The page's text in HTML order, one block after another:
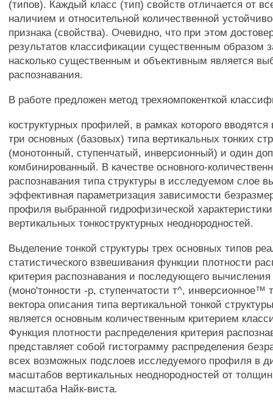
(типов). Каждый класс (тип) свойств отличается от
наличием и относительной количественной
признака (свойства). Очевидно, что при этом
результатов классификации существенным образом
насколько существенным и объективным является
распознавания.
В работе предложен метод трехяомпокенткой
коструктурных профилей, в рамках которого
три основных (базовых) типа вертикальных тонких
(монотонный, ступенчатый, инверсионный) и один
комбинированный. В качестве основного-
распознавания типа структуры в исследуемом слое
эффективная параметризация зависимости
профиля выбранной гидрофизической
вертикальных тонкоструктурных неоднородностей.
Выделение тонкой структуры трех основных типов
статистического взвешивания функции плотности
критерия распознавания и последующего вычисления
(моно'тонности -р, ступенчатости т^, инверсионное™
вектора описания типа вертикальной тонкой
является основным количественным критерием
Функция плотности распределения критерия
представляет собой гистограмму распределения
всех возможных подслоев исследуемого профиля в
масштабов вертикальных неоднородностей от
масштаба Найк-виста.